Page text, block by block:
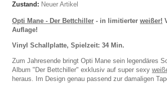
Zustand: Neuer Artikel
Opti Mane - Der Bettchiller - in limitierter weißer!
Auflage!
Vinyl Schallplatte, Spielzeit: 34 Min.
Zum Jahresende bringt Opti Mane sein legendäres
Album "Der Bettchiller" exklusiv auf super sexy
heraus. Im Design genau passend zur damaligen